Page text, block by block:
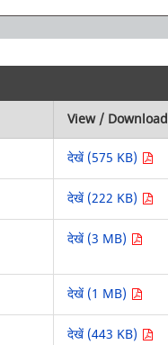
View / Download
देखें (575 KB)
देखें (222 KB)
देखें (3 MB)
देखें (1 MB)
देखें (443 KB)